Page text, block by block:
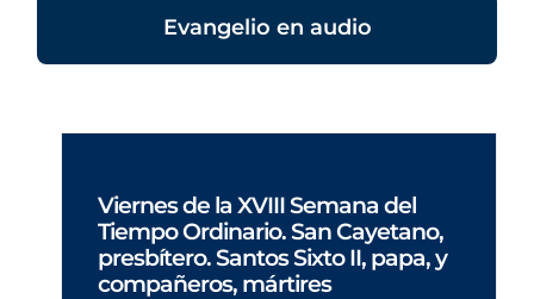
Evangelio en audio
Viernes de la XVIII Semana del
Tiempo Ordinario. San Cayetano,
presbítero. Santos Sixto II, papa, y
compañeros, mártires